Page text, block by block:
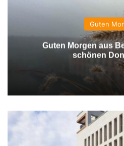
Guten
Guten Morgen aus
schönen